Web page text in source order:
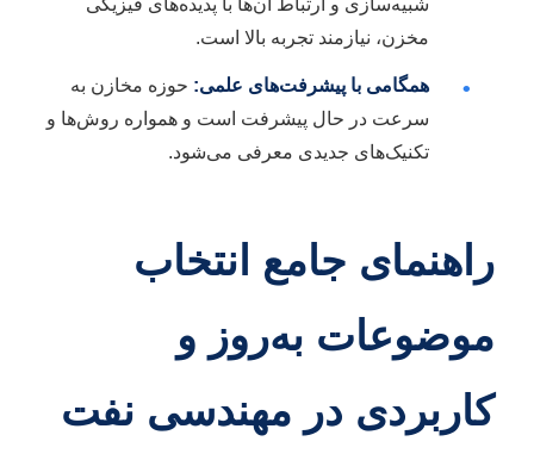
مخزن، نیازمند تجربه بالا است.
• همگامی با پیشرفت‌های علمی: حوزه مخازن به
سرعت در حال پیشرفت است و همواره روش‌ها و
تکنیک‌های جدیدی معرفی می‌شود.
راهنمای جامع انتخاب
موضوعات به‌روز و
کاربردی در مهندسی نفت